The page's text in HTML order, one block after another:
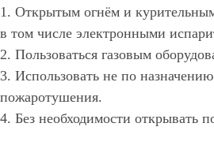
1. Открытым огнём и
в том числе электронными
2. Пользоваться газовым
3. Использовать не по назначению
пожаротушения.
4. Без необходимости открывать